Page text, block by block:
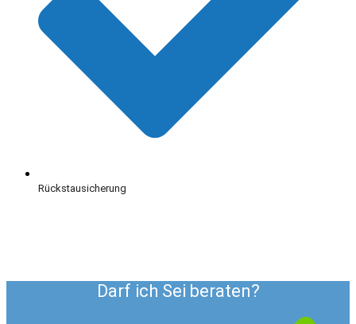
Rückstausicherung
Darf ich Sei beraten?